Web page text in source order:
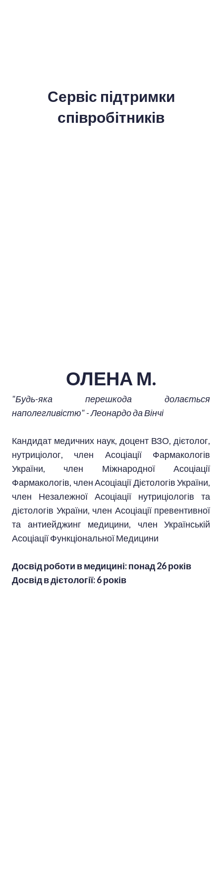
Сервіс підтримки
співробітників
ОЛЕНА М.
"Будь-яка перешкода долається
наполегливістю" - Леонардо да Вінчі
Кандидат медичних наук, доцент ВЗО, дієтолог,
нутриціолог, член Асоціації Фармакологів
України, член Міжнародної Асоціації
Фармакологів, член Асоціації Дієтологів України,
член Незалежної Асоціації нутриціологів та
дієтологів України, член Асоціації превентивної
та антиейджинг медицини, член Українській
Асоціації Функціональної Медицини
Досвід роботи в медицині: понад 26 років
Досвід в дієтології: 6 років